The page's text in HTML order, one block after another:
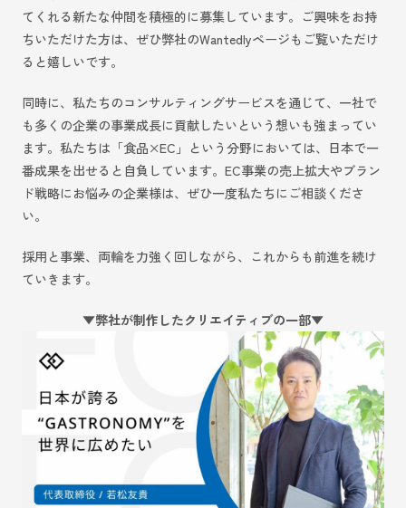
てくれる新たな仲間を積極的に募集しています。ご興味をお持
ちいただけた方は、ぜひ弊社のWantedlyページもご覧いただけ
ると嬉しいです。
同時に、私たちのコンサルティングサービスを通じて、一社で
も多くの企業の事業成長に貢献したいという想いも強まってい
ます。私たちは「食品×EC」という分野においては、日本で一
番成果を出せると自負しています。EC事業の売上拡大やブラン
ド戦略にお悩みの企業様は、ぜひ一度私たちにご相談くださ
い。
採用と事業、両輪を力強く回しながら、これからも前進を続け
ていきます。
▼弊社が制作したクリエイティブの一部▼